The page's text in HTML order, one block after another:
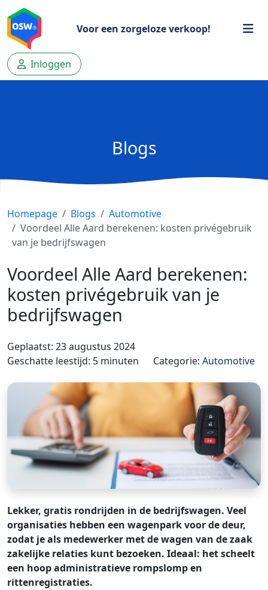
Voor een zorgeloze verkoop!
Inloggen
Blogs
Homepage Blogs
Automotive
Voordeel Alle Aard berekenen: kosten privégebruik
van je bedrijfswagen
Voordeel Alle Aard berekenen:
kosten privégebruik van je
bedrijfswagen
Geplaatst: 23 augustus 2024
Geschatte leestijd: 5 minuten
Categorie: Automotive
Lekker, gratis rondrijden in de bedrijfswagen. Veel
organisaties hebben een wagenpark voor de deur,
zodat je als medewerker met de wagen van de zaak
zakelijke relaties kunt bezoeken. Ideaal: het scheelt
een hoop administratieve rompslomp en
rittenregistraties.